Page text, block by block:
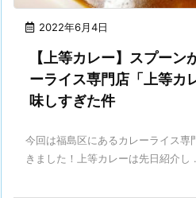
2022年6月4日
【上等カレー】スプーン
ーライス専門店「上等カ
味しすぎた件
今回は福島区にあるカレーライス専
きました！上等カレーは先日紹介し